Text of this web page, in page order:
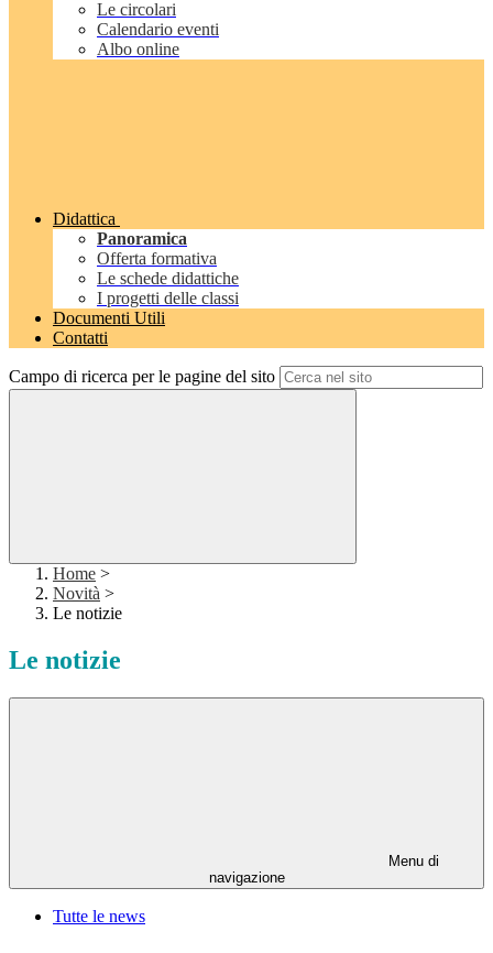
Le circolari
Calendario eventi
Albo online
Didattica
Panoramica
Offerta formativa
Le schede didattiche
I progetti delle classi
Documenti Utili
Contatti
Campo di ricerca per le pagine del sito
Home >
Novità >
Le notizie
Le notizie
Menu di
navigazione
Tutte le news